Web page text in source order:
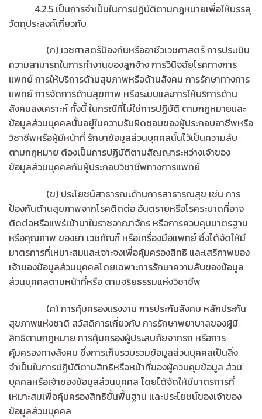
4.2.5 เป็นการจำเป็นในการปฏิบัติตามกฎหมายเพื่อให้บรรลุ
วัตถุประสงค์เกี่ยวกับ
(ก) เวชศาสตร์ป้องกันหรืออาชีวเวชศาสตร์ การประเมิน
ความสามารถในการทำงานของลูกจ้าง การวินิจฉัยโรคทางการ
แพทย์ การให้บริการด้านสุขภาพหรือด้านสังคม การรักษาทางการ
แพทย์ การจัดการด้านสุขภาพ หรือระบบและการให้บริการด้าน
สังคมสงเคราะห์ ทั้งนี้ ในกรณีที่ไม่ใช่การปฏิบัติ ตามกฎหมายและ
ข้อมูลส่วนบุคคลนั้นอยู่ในความรับผิดชอบของผู้ประกอบอาชีพหรือ
วิชาชีพหรือผู้มีหน้าที่ รักษาข้อมูลส่วนบุคคลนั้นไว้เป็นความลับ
ตามกฎหมาย ต้องเป็นการปฏิบัติตามสัญญาระหว่างเจ้าของ
ข้อมูลส่วนบุคคลกับผู้ประกอบวิชาชีพทางการแพทย์
(ข) ประโยชน์สาธารณะด้านการสาธารณสุข เช่น การ
ป้องกันด้านสุขภาพจากโรคติดต่อ อันตรายหรือโรคระบาดที่อาจ
ติดต่อหรือแพร่เข้ามาในราชอาณาจักร หรือการควบคุมมาตรฐาน
หรือคุณภาพ ของยา เวชภัณฑ์ หรือเครื่องมือแพทย์ ซึ่งได้จัดให้มี
มาตรการที่เหมาะสมและเจาะจงเพื่อคุ้มครองสิทธิ และเสรีภาพของ
เจ้าของข้อมูลส่วนบุคคลโดยเฉพาะการรักษาความลับของข้อมูล
ส่วนบุคคลตามหน้าที่หรือ ตามจริยธรรมแห่งวิชาชีพ
(ค) การคุ้มครองแรงงาน การประกันสังคม หลักประกัน
สุขภาพแห่งชาติ สวัสดิการเกี่ยวกับ การรักษาพยาบาลของผู้มี
สิทธิตามกฎหมาย การคุ้มครองผู้ประสบภัยจากรถ หรือการ
คุ้มครองทางสังคม ซึ่งการเก็บรวบรวมข้อมูลส่วนบุคคลเป็นสิ่ง
จำเป็นในการปฏิบัติตามสิทธิหรือหน้าที่ของผู้ควบคุมข้อมูล ส่วน
บุคคลหรือเจ้าของข้อมูลส่วนบุคคล โดยได้จัดให้มีมาตรการที่
เหมาะสมเพื่อคุ้มครองสิทธิขั้นพื้นฐาน และประโยชน์ของเจ้าของ
ข้อมูลส่วนบุคคล